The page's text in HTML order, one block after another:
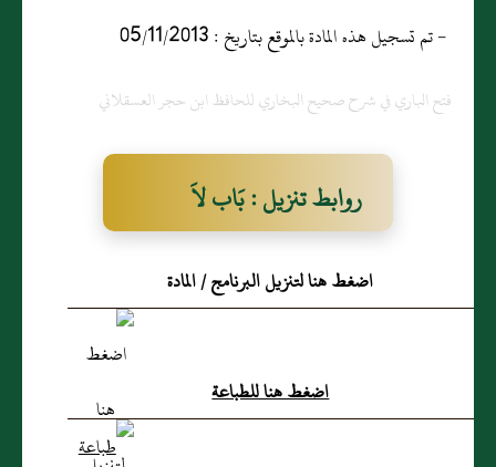
- تم تسجيل هذه المادة بالموقع بتاريخ : 05/11/2013
فتح الباري في شرح صحيح البخاري للحافظ ابن حجر العسقلاني
روابط تنزيل : بَاب لاَ
عَدْوَى
اضغط هنا لتنزيل البرنامج / المادة
اضغط هنا للطباعة